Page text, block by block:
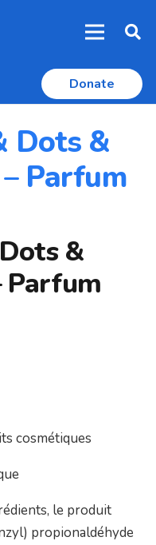
Donate
Dots &
Parfum
&
Parfum
cosmétiques
le produit
propionaldéhyde